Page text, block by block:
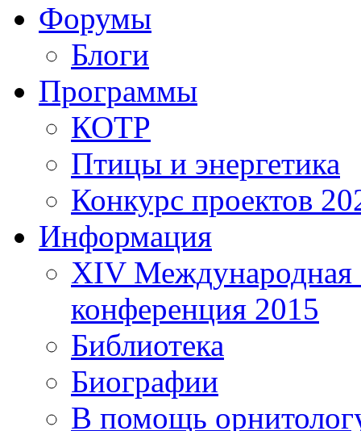
Форумы
Блоги
Программы
КОТР
Птицы и энергетика
Конкурс проектов
Информация
XIV Международная
конференция 2015
Библиотека
Биографии
В помощь